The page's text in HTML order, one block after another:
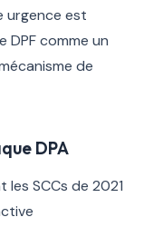
urgence est
comme un
de
DPA
les SCCs de 2021